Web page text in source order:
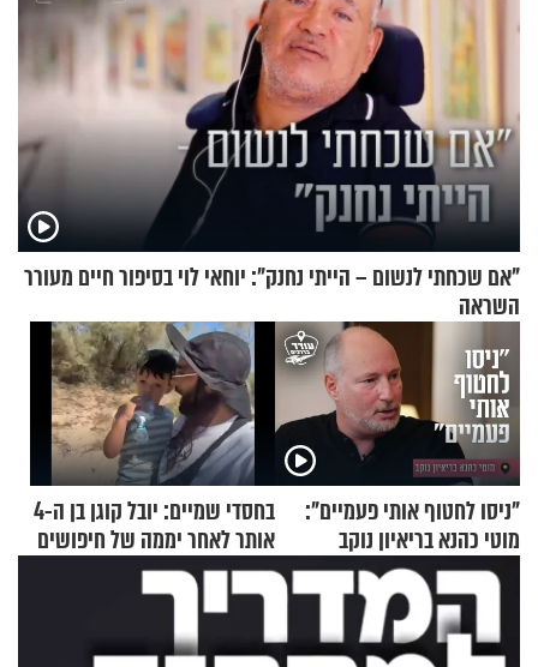
"אם שכחתי לנשום – הייתי נחנק": יוחאי לוי בסיפור חיים מעורר
השראה
"ניסו לחטוף אותי פעמיים":
מוטי כהנא בריאיון נוקב
בחסדי שמיים: יובל קוגן בן ה-4
אותר לאחר יממה של חיפושים